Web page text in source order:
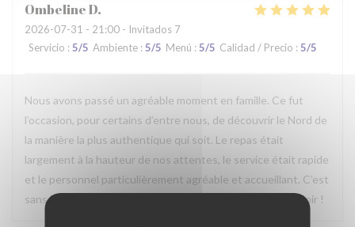
OmbelineD
2026-07-31 - 21:00 - Invitados 7
Servicio : 5/5 Ambiente : 5/5 Menú : 5/5 Calidad / Precio : 5/5
Nous avons passé un agréable moment en famille. Ce fut
l’occasion, pour certains d’entre nous, de découvrir le Nord de
la manière la plus authentique qui soit. Le repas était
largement à la hauteur de nos attentes, le service était rapide
et le personnel particulièrement agréable et accueillant. C’est
sans hésiter que nous reviendrons. Au plaisir de vous revoir !